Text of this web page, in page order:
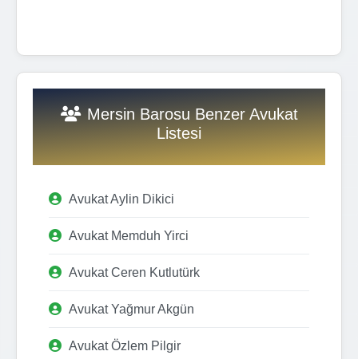
Mersin Barosu Benzer Avukat
Listesi
Avukat Aylin Dikici
Avukat Memduh Yirci
Avukat Ceren Kutlutürk
Avukat Yağmur Akgün
Avukat Özlem Pilgir